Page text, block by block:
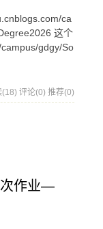
ca
这个
gdgy/So
(18) 评论(0) 推荐(0)
次作业—